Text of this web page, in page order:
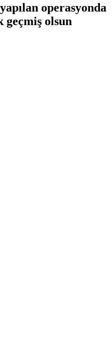
operasyonda
geçmiş olsun